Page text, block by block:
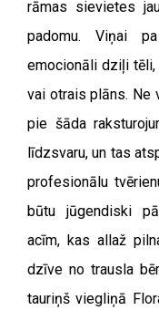
rāmas sievietes
padomu. Viņai
emocionāli dziļi
vai otrais plāns. Ne
pie šāda
līdzsvaru, un tas
profesionālu
būtu jūgendiski
acīm, kas allaž
dzīve no trausla
tauriņš viegliņā